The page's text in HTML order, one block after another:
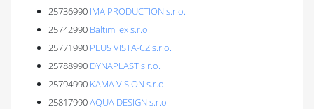
25736990 IMA PRODUCTION s.r.o.
25742990 Baltimilex s.r.o.
25771990 PLUS VISTA-CZ s.r.o.
25788990 DYNAPLAST s.r.o.
25794990 KAMA VISION s.r.o.
25817990AQUA DESIGN s.r.o.